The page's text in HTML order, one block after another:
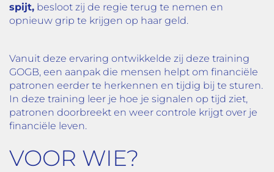
spijt, besloot zij de regie terug te nemen en
opnieuw grip te krijgen op haar geld.
Vanuit deze ervaring ontwikkelde zij deze training
GOGB, een aanpak die mensen helpt om financiële
patronen eerder te herkennen en tijdig bij te sturen.
In deze training leer je hoe je signalen op tijd ziet,
patronen doorbreekt en weer controle krijgt over je
financiële leven.
VOOR WIE?